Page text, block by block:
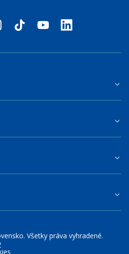
na sociálnych sieťach
tiktok youtubelinkedin
Všetky práva vyhradené.